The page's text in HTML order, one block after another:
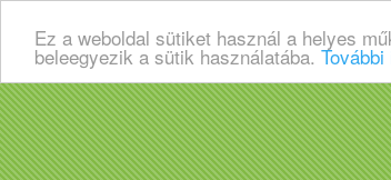
Ez a weboldal sütiket használ a helyes
beleegyezik a sütik használatába.